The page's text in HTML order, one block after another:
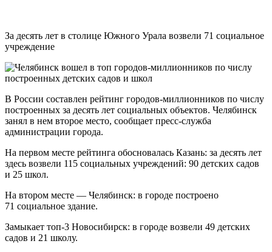
За десять лет в столице Южного Урала возвели 71 социальное
учреждение
В России составлен рейтинг городов-миллионников по числу
построенных за десять лет социальных объектов. Челябинск
занял в нем второе место, сообщает пресс-служба
администрации города.
На первом месте рейтинга обосновалась Казань: за десять лет
здесь возвели 115 социальных учреждений: 90 детских садов
и 25 школ.
На втором месте — Челябинск: в городе построено
71 социальное здание.
Замыкает топ-3 Новосибирск: в городе возвели 49 детских
садов и 21 школу.